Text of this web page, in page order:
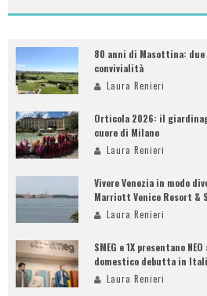
80 anni di Masottina:
convivialità
Laura Renieri
Orticola 2026: il
cuore di Milano
Laura Renieri
Vivere Venezia in modo
Marriott Venice Resort &
Laura Renieri
SMEG e 1X presentano
domestico debutta in
Laura Renieri